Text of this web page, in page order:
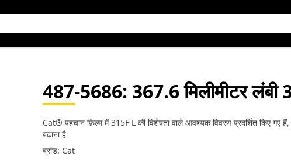
487-5686: 367.6 मिलीमीटर लंबी
Cat® पहचान फ़िल्म में 315F L की विशेषता वाले आवश्यक विवरण प्रदर्शित किए गए
बढ़ाना है
ब्रांड: Cat